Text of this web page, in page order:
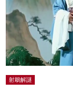
射鵰解謎